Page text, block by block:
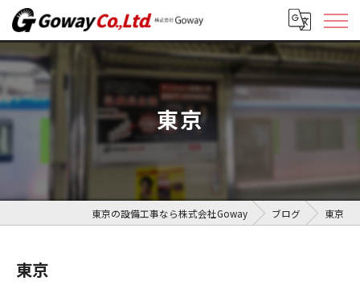
東京
東京の設備工事なら株式会社Goway ブログ 東京
東京